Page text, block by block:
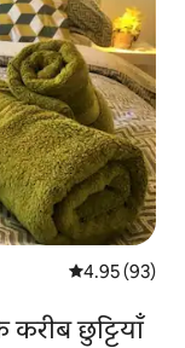
औसत रेटिंग 5 में
4.95 (93)
के करीब छुट्टियाँ